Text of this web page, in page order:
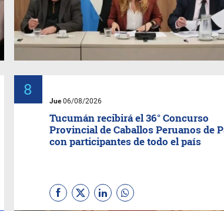
Jue06/08/2026
Tucumán recibirá el 36° Concurso
Provincial de Caballos Peruanos de
con participantes de todo el país